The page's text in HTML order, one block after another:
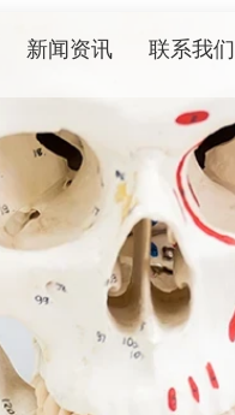
新闻资讯 联系我们